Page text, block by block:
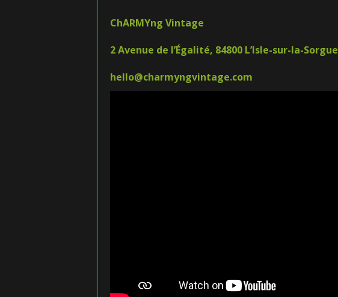
ChARMYng Vintage
2 Avenue de l’Égalité, 84800 L’Isle-sur-la-Sorgue
hello@charmyngvintage.com